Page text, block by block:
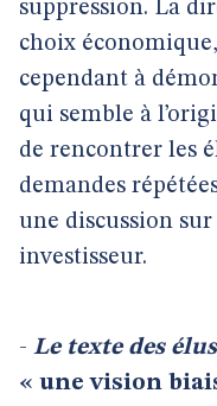
suppression. La
choix
cependant à
qui semble à
de rencontrer les
demandes
une discussion
investisseur.
- Le texte des
« une vision